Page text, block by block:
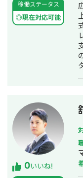
稼働ステータス
◎現在対応可能
0いいね!